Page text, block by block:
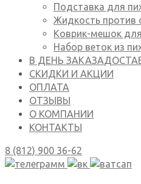
Подставка для
Жидкость против
Коврик-мешок
Набор веток из
В ДЕНЬ ЗАКАЗА
СКИДКИ И АКЦИИ
ОПЛАТА
ОТЗЫВЫ
О КОМПАНИИ
КОНТАКТЫ
8 (812) 900 36-62